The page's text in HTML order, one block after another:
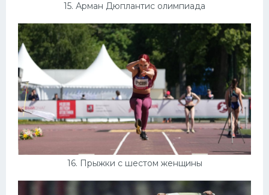
15. Арман Дюплантис олимпиада
16. Прыжки с шестом женщины